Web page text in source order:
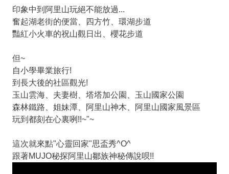
印象中到阿里山玩絕不能放過...
奮起湖老街的便當、四方竹、環湖步道
豔紅小火車的祝山觀日出、櫻花步道
但~
自小學畢業旅行!
到長大後的社區觀光!
玉山雲海、夫妻樹、塔塔加公園、玉山國家公園
森林鐵路、姐妹潭、阿里山神木、阿里山國家風景區
玩到都刻在心裏咧!!~"~
這次就來點"心靈回家"思盃秀^O^
跟著MUJO秘探阿里山鄒族神秘傳說呗!!